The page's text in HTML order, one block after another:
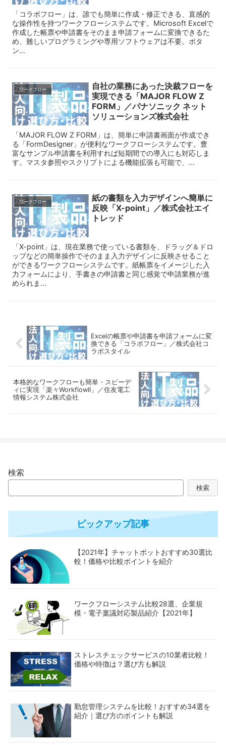
「コラボフロー」は、誰でも簡単に作成・修正できる、直感的
な操作性を持つワークフローシステムです。Microsoft Excelで
作成した帳票や申請書をそのまま申請フォームに変換できるた
め、難しいプログラミングや専用ソフトウェアは不要。ボタ
ン...
ワークフロー
自社の業務にあった決裁フローを
実現できる「MAJOR FLOW Z
FORM」／パナソニック ネット
ソリューションズ株式会社
「MAJOR FLOW Z FORM」は、簡単に申請書画面が作成でき
る「FormDesigner」が便利なワークフローシステムです。豊
富なサンプル申請書を利用すれば短期間での導入にも対応しま
す。マスタ参照やスクリプトによる機能拡張も可能で、...
ワークフロー
紙の書類を入力デザインへ簡単に
反映「X-point」／株式会社エイ
トレッド
「X-point」は、現在業務で使っている書類を、ドラッグ＆ドロ
ップなどの簡単操作でそのまま入力デザインに反映させること
ができるワークフローシステムです。紙帳票をイメージした入
力フォームにより、手書きの申請書と同じ感覚で申請業務が進
められま...
Excelの帳票や申請書を申請フォームに変
換できる「コラボフロー」／株式会社コ
ラボスタイル
本格的なワークフローも簡単・スピーデ
ィに実現「楽々WorkflowII」／住友電工
情報システム株式会社
検索
検索
ピックアップ記事
【2021年】チャットボットおすすめ30選比
較！価格や比較ポイントを紹介
ワークフローシステム比較28選、企業規
模・電子稟議対応製品紹介【2021年】
ストレスチェックサービスの10業者比較！
価格や特徴は？選び方も解説
勤怠管理システムを比較！おすすめ34選を
紹介｜選び方のポイントも解説